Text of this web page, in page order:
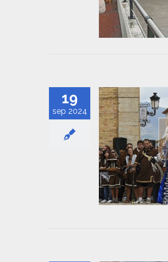
19
sep 2024